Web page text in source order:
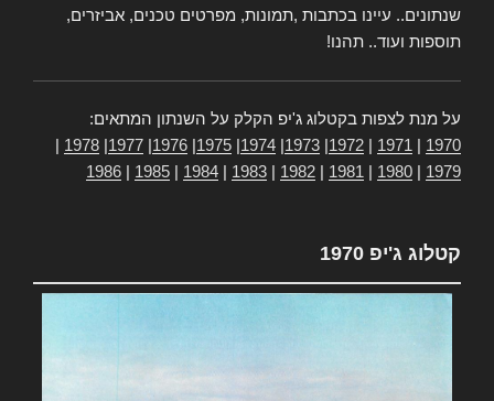
שנתונים.. עיינו בכתבות ,תמונות, מפרטים טכנים, אביזרים,
תוספות ועוד.. תהנו!
על מנת לצפות בקטלוג ג'יפ הקלק על השנתון המתאים:
1970
1971
1972
1973
1974
1975
1976
1977
1978
1979
1980
1981
1982
1983
1984
1985
1986
קטלוג ג'יפ 1970